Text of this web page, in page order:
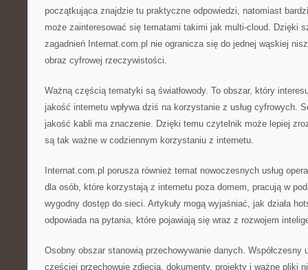
początkująca znajdzie tu praktyczne odpowiedzi, natomiast
może zainteresować się tematami takimi jak multi-cloud. Dzięki
zagadnień Internat.com.pl nie ogranicza się do jednej wąskiej
obraz cyfrowej rzeczywistości.
Ważną częścią tematyki są światłowody. To obszar, który
jakość internetu wpływa dziś na korzystanie z usług cyfrowych.
jakość kabli ma znaczenie. Dzięki temu czytelnik może lepiej
są tak ważne w codziennym korzystaniu z internetu.
Internat.com.pl porusza również temat nowoczesnych usług
dla osób, które korzystają z internetu poza domem, pracują w
wygodny dostęp do sieci. Artykuły mogą wyjaśniać, jak działa
odpowiada na pytania, które pojawiają się wraz z rozwojem
Osobny obszar stanowią przechowywanie danych. Współczesny
częściej przechowuje zdjęcia, dokumenty, projekty i ważne pliki